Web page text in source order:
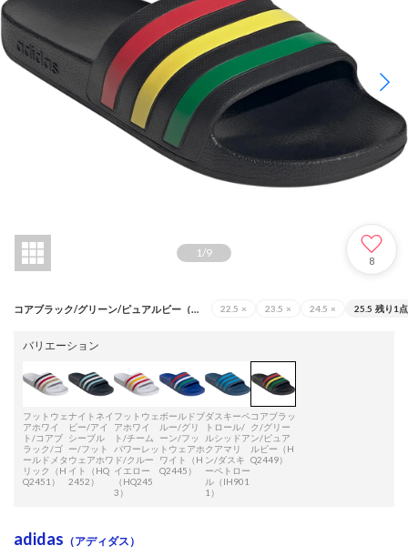
1/9
8
コアブラック/グリーン/ピュアルビー（HQ2449） 22.5 × 23.5 × 24.5 × 25.5 残り1点
バリエーション
フットウェ
アホワイ
ト/コアブ
ラック/ゴ
ールドメタ
リック（H
Q2451）
ナイトネイ
ビー/アイ
シーブル
ー/フット
ウェアホワ
イト（HQ
2452）
フットウェ
アホワイ
ト/チーム
パワーレッ
ド/クルー
イエロー
（HQ245
3）
ボールドブ
ルー/グリ
ーン/フッ
トウェアホ
ワイト（H
Q2445）
ダスキーペ
トロール/
ルシッドア
クアマリ
ン/ダスキ
ーペトロー
ル（IH901
1）
コアブラッ
ク/グリー
ン/ピュア
ルビー（H
Q2449）
adidas （アディダス）